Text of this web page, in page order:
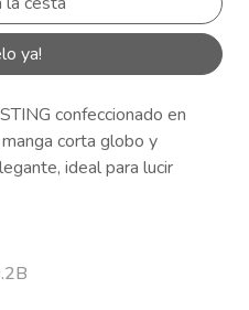
ya!
confeccionado en
corta globo y
ideal para lucir